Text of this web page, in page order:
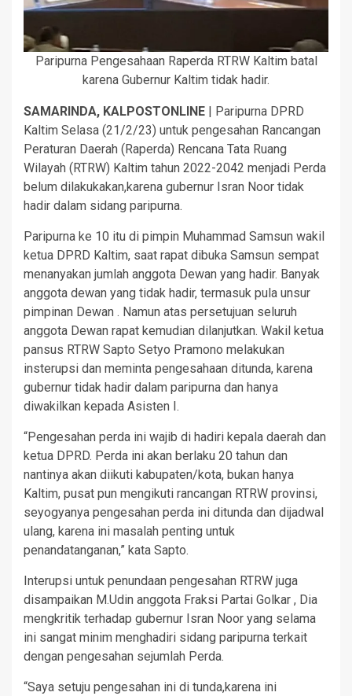
Paripurna Pengesahaan Raperda RTRW Kaltim batal
karena Gubernur Kaltim tidak hadir.
SAMARINDA, KALPOSTONLINE | Paripurna DPRD
Kaltim Selasa (21/2/23) untuk pengesahan Rancangan
Peraturan Daerah (Raperda) Rencana Tata Ruang
Wilayah (RTRW) Kaltim tahun 2022-2042 menjadi Perda
belum dilakukakan,karena gubernur Isran Noor tidak
hadir dalam sidang paripurna.
Paripurna ke 10 itu di pimpin Muhammad Samsun wakil
ketua DPRD Kaltim, saat rapat dibuka Samsun sempat
menanyakan jumlah anggota Dewan yang hadir. Banyak
anggota dewan yang tidak hadir, termasuk pula unsur
pimpinan Dewan . Namun atas persetujuan seluruh
anggota Dewan rapat kemudian dilanjutkan. Wakil ketua
pansus RTRW Sapto Setyo Pramono melakukan
insterupsi dan meminta pengesahaan ditunda, karena
gubernur tidak hadir dalam paripurna dan hanya
diwakilkan kepada Asisten I.
“Pengesahan perda ini wajib di hadiri kepala daerah dan
ketua DPRD. Perda ini akan berlaku 20 tahun dan
nantinya akan diikuti kabupaten/kota, bukan hanya
Kaltim, pusat pun mengikuti rancangan RTRW provinsi,
seyogyanya pengesahan perda ini ditunda dan dijadwal
ulang, karena ini masalah penting untuk
penandatanganan,” kata Sapto.
Interupsi untuk penundaan pengesahan RTRW juga
disampaikan M.Udin anggota Fraksi Partai Golkar , Dia
mengkritik terhadap gubernur Isran Noor yang selama
ini sangat minim menghadiri sidang paripurna terkait
dengan pengesahan sejumlah Perda.
“Saya setuju pengesahan ini di tunda,karena ini